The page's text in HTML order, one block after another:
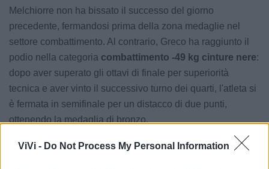
ViVi - Do Not Process My Personal Information
Melchiorre non ha bissato il successo del giorno
precedente, fermandosi prima della zona medaglie nel
settore combattimento. Al contrario, Greco ha raggiunto il
podio nella categoria combattimento -49 kg cinture nere:
dopo aver superato gli ottavi di finale per superiorità
tecnica e aver vinto il successivo turno dei quarti, l'atleta si
è fermata in semifinale per un distacco di due punti,
ottenendo la medaglia di bronzo.
I risultati conseguiti ad Alessandria confermano la